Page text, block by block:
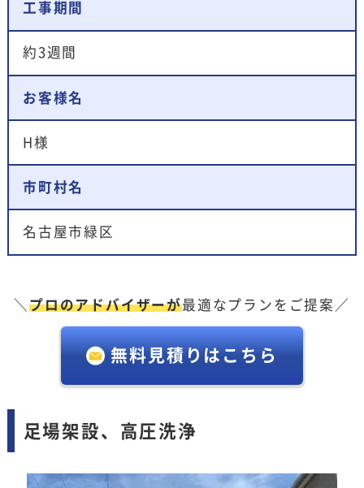
工事期間
約3週間
お客様名
H様
市町村名
名古屋市緑区
＼プロのアドバイザーが最適なプランをご提案／
無料見積りはこちら
足場架設、高圧洗浄